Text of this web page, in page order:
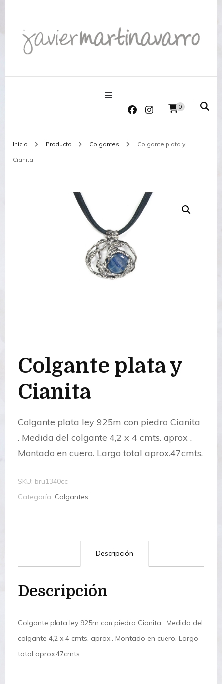
Joyería Javier Martinavarro
0
Inicio Producto Colgantes Colgante plata y
Cianita
Colgante plata y
Cianita
Colgante plata ley 925m con piedra Cianita
. Medida del colgante 4,2 x 4 cmts. aprox .
Montado en cuero. Largo total aprox.47cmts.
SKU: bru1340cc
Categoría: Colgantes
Descripción
Descripción
Colgante plata ley 925m con piedra Cianita . Medida del
colgante 4,2 x 4 cmts. aprox . Montado en cuero. Largo
total aprox.47cmts.